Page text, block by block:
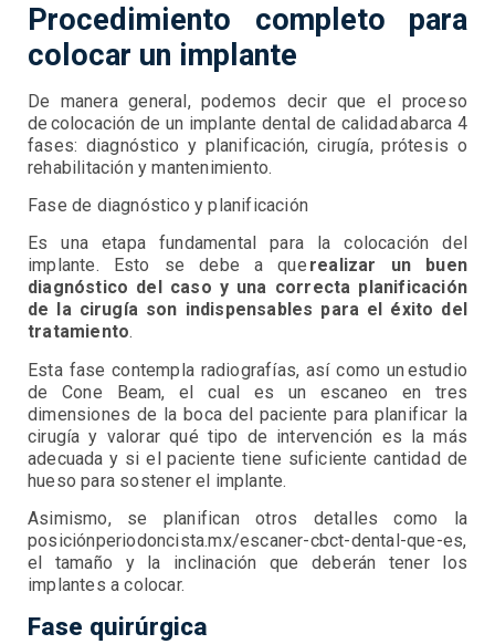
Procedimiento completo para
colocar un implante
De manera general, podemos decir que el proceso
de colocación de un implante dental de calidad abarca 4
fases: diagnóstico y planificación, cirugía, prótesis o
rehabilitación y mantenimiento.
Fase de diagnóstico y planificación
Es una etapa fundamental para la colocación del
implante. Esto se debe a que realizar un buen
diagnóstico del caso y una correcta planificación
de la cirugía son indispensables para el éxito del
tratamiento.
Esta fase contempla radiografías, así como un estudio
de Cone Beam, el cual es un escaneo en tres
dimensiones de la boca del paciente para planificar la
cirugía y valorar qué tipo de intervención es la más
adecuada y si el paciente tiene suficiente cantidad de
hueso para sostener el implante.
Asimismo, se planifican otros detalles como la
posiciónperiodoncista.mx/escaner-cbct-dental-que-es,
el tamaño y la inclinación que deberán tener los
implantes a colocar.
Fase quirúrgica